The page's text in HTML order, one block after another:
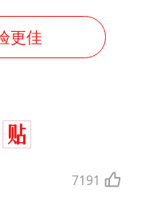
更佳
7191